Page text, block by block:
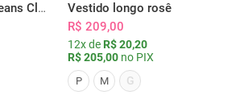
Vestido Chemise Jeans Clássica Serena
Vestido longo rosê
R$ 209,00
12x de R$ 20,20
R$ 205,00 no PIX
P M G